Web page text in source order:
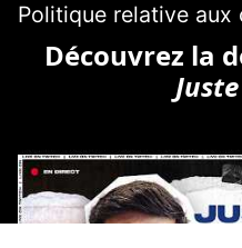
Politique relative aux
Découvrez la